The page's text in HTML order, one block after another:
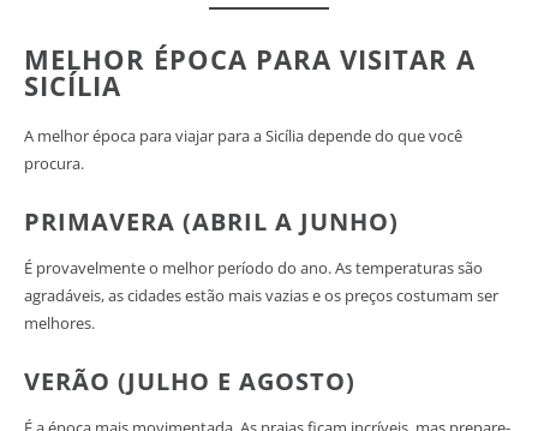
MELHOR ÉPOCA PARA VISITAR A
SICÍLIA
A melhor época para viajar para a Sicília depende do que você
procura.
PRIMAVERA (ABRIL A JUNHO)
É provavelmente o melhor período do ano. As temperaturas são
agradáveis, as cidades estão mais vazias e os preços costumam ser
melhores.
VERÃO (JULHO E AGOSTO)